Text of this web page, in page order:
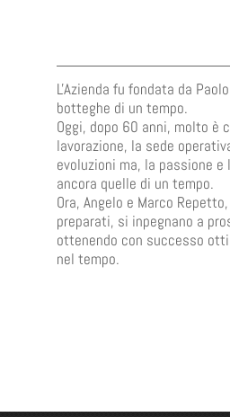
L'Azienda fu fondata da
botteghe di un tempo.
Oggi, dopo 60 anni, molto
lavorazione, la sede
evoluzioni ma, la passione
ancora quelle di un tempo.
Ora, Angelo e Marco
preparati, si inpegnano a
ottenendo con successo
nel tempo.